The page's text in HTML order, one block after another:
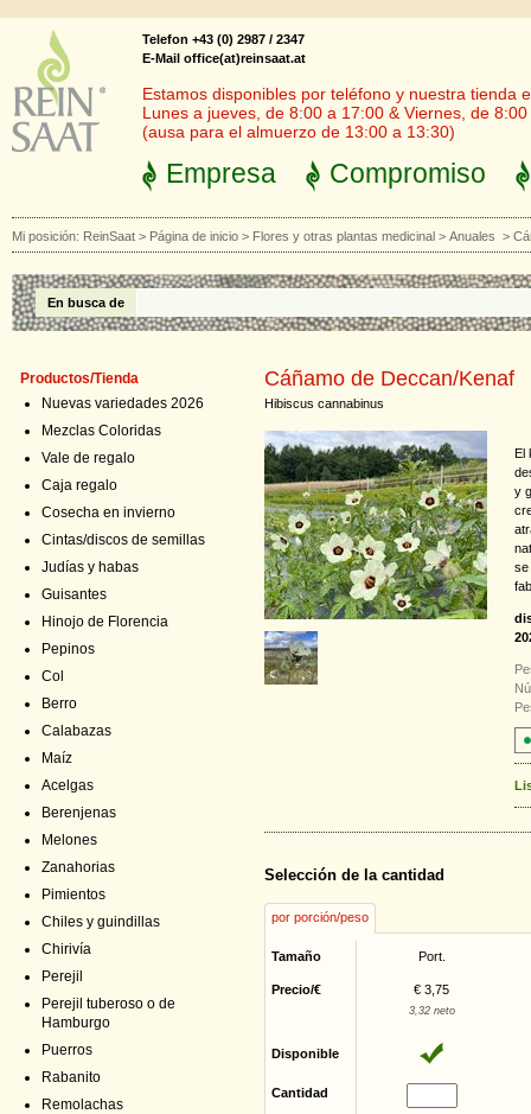
Telefon +43 (0) 2987 / 2347
E-Mail office(at)reinsaat.at
Estamos disponibles por teléfono y nuestra tienda
Lunes a jueves, de 8:00 a 17:00 & Viernes, de
(ausa para el almuerzo de 13:00 a 13:30)
Empresa Compromiso
Mi posición: ReinSaat > Página de inicio > Flores y otras plantas medicinal > Anuales >
En busca de
Productos/Tienda
Nuevas variedades 2026
Mezclas Coloridas
Vale de regalo
Caja regalo
Cosecha en invierno
Cintas/discos de semillas
Judías y habas
Guisantes
Hinojo de Florencia
Pepinos
Col
Berro
Calabazas
Maíz
Acelgas
Berenjenas
Melones
Zanahorias
Pimientos
Chiles y guindillas
Chirivía
Perejil
Perejil tuberoso o de
Hamburgo
Puerros
Rabanito
Remolachas
Cáñamo de Deccan/Kenaf
Hibiscus cannabinus
El
y
se
Selección de la cantidad
por porción/peso
Tamaño Port.
Precio/€ € 3,75
3,32 neto
Disponible
Cantidad